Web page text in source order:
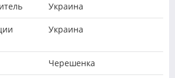
Украина
Украина
Черешенка